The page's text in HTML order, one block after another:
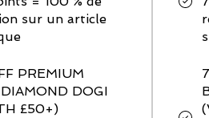
sur un article
PREMIUM
DOGI
£50+)